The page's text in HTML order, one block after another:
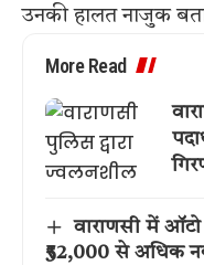
उनकी हालत नाजुक
More Read
वाराणसी में
₹52,000 से अधिक